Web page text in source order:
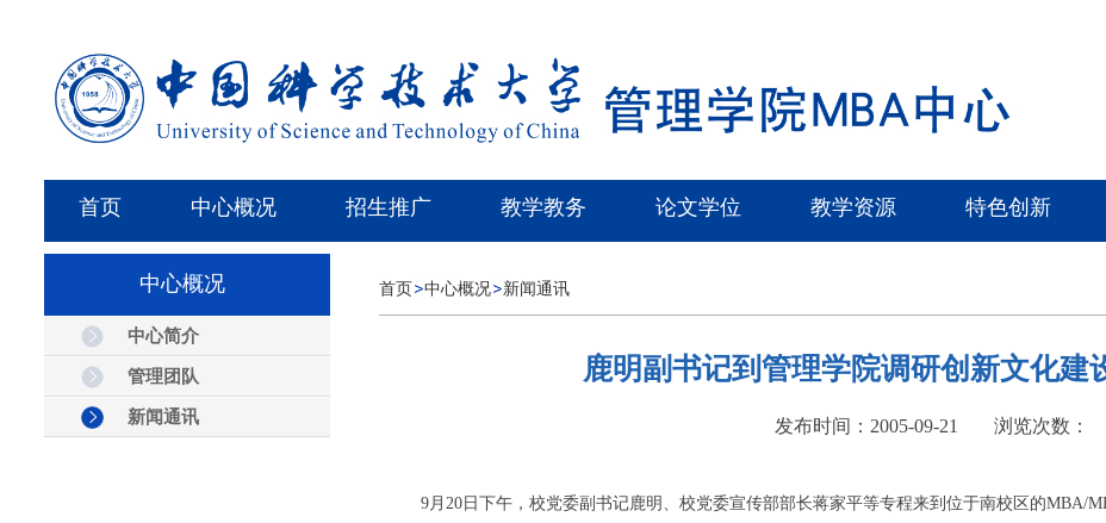
首页 中心概况 招生推广 教学教务 论文学位 教学资源 特色创新
中心概况
中心简介
管理团队
新闻通讯
首页 中心概况 新闻通讯
鹿明副书记到管理学院调研创新文化建
发布时间：2005-09-21 浏览次数：
9月20日下午，校党委副书记鹿明、校党委宣传部部长蒋家平等专程来到位于南校区的MBA/